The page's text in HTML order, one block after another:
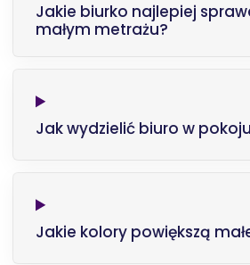
Jakie biurko najlepiej
małym metrażu?
Jak wydzielić biuro w
Jakie kolory powiększą